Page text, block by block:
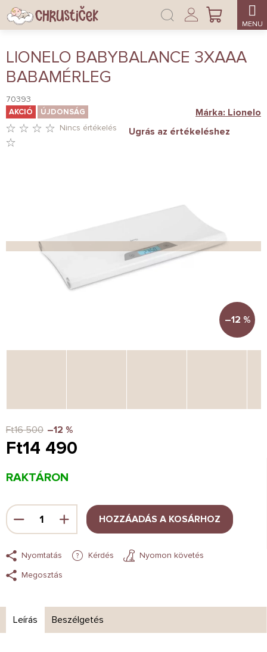
Ugrás
fő
KOSÁR
Bejelentkezés
LIONELO BABYBALANCE 3XAAA
BABAMÉRLEG
70393
AKCIÓ ÚJDONSÁG
CSILLAG.
Nincs értékelés Ugrás az értékeléshez
Márka: Lionelo
–12 %
Ft16 500 –12 %
Ft14 490
Egységár:
RAKTÁRON
HOZZÁADÁS A KOSÁRHOZ
Nyomtatás Kérdés
Nyomon követés
Megosztás
Leírás Beszélgetés